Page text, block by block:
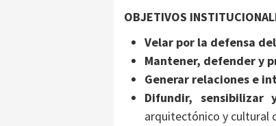
OBJETIVOS
Velar por la defensa
Mantener, defender y
Generar relaciones e
Difundir, sensibilizar
arquitectónico y cultural